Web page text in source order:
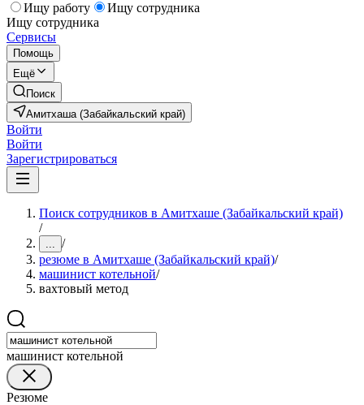
Ищу работу
Ищу сотрудника
Ищу сотрудника
Сервисы
Помощь
Ещё
Поиск
Амитхаша (Забайкальский край)
Войти
Войти
Зарегистрироваться
Поиск сотрудников в Амитхаше (Забайкальский край)
/
... /
резюме в Амитхаше (Забайкальский край)/
машинист котельной/
вахтовый метод
машинист котельной
Резюме